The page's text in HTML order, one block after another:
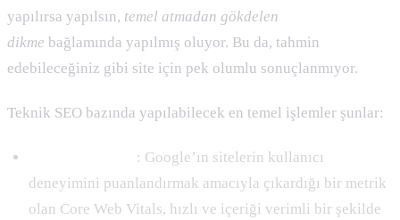
yapılırsa yapılsın, temel atmadan gökdelen
dikme bağlamında yapılmış oluyor. Bu da, tahmin
edebileceğiniz gibi site için pek olumlu sonuçlanmıyor.
Teknik SEO bazında yapılabilecek en temel işlemler şunlar:
: Google’ın sitelerin kullanıcı
deneyimini puanlandırmak amacıyla çıkardığı bir metrik
olan Core Web Vitals, hızlı ve içeriği verimli bir şekilde